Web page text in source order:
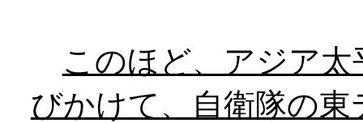
このほど、アジア
びかけて、自衛隊の